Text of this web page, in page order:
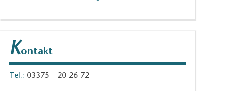
Kontakt
Tel.: 03375 - 20 26 72